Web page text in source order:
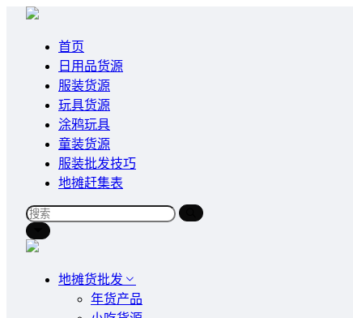
首页
日用品货源
服装货源
玩具货源
涂鸦玩具
童装货源
服装批发技巧
地摊赶集表
地摊货批发
年货产品